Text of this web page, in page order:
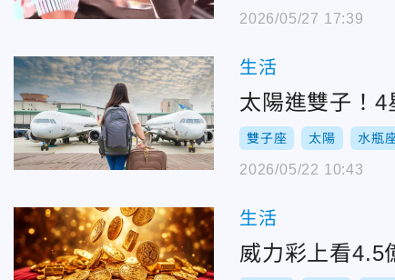
2026/05/27 17:39
生活
太陽進雙子！
雙子座 太陽 水瓶
2026/05/22 10:43
生活
威力彩上看